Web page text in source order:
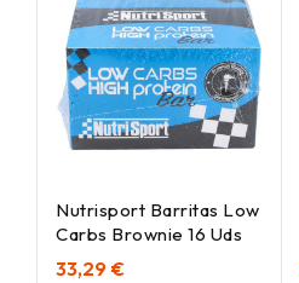
Nutrisport Barritas Low
Carbs Brownie 16 Uds
33,29 €